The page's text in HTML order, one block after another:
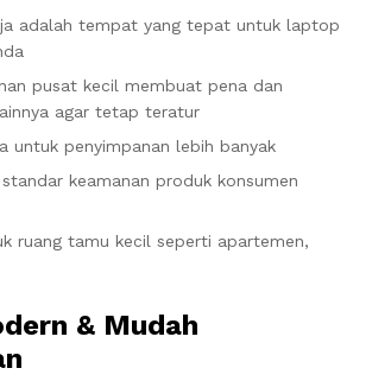
adalah tempat yang tepat untuk laptop
pusat kecil membuat pena dan
agar tetap teratur
untuk penyimpanan lebih banyak
keamanan produk konsumen
ruang tamu kecil seperti apartemen,
& Mudah